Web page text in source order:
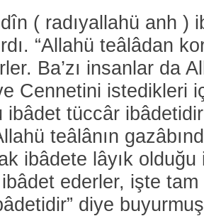
( radıyallahü anh )
“Allahü teâlâdan
Ba’zı insanlar da
Cennetini istedikleri
ibâdet tüccâr
teâlânın
ibâdete lâyık
ederler, işte
diye